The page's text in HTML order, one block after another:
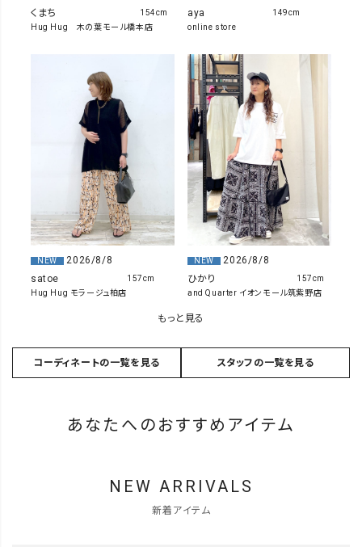
くまち
Hug Hug 木の葉モール橋本店
154cm
aya
online store
149cm
NEW
2026/8/8
satoe
Hug Hug モラージュ柏店
157cm
NEW
2026/8/8
ひかり
and Quarter イオンモール筑紫野店
157cm
もっと見る
コーディネートの一覧を見る スタッフの一覧を見る
あなたへのおすすめアイテム
NEW ARRIVALS
新着アイテム